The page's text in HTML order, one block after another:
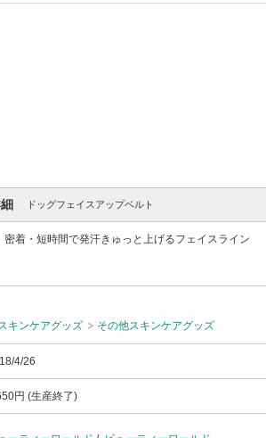
ドッグフェイスアップベルト
着・短時間で発汗きゅっと上げるフェイスライン
スキンケアグッズ その他スキンケアグッズ
4/26
円 (生産終了)